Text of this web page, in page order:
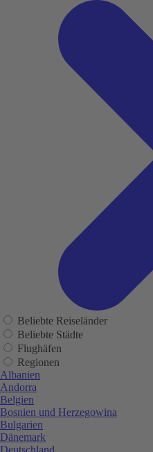
Beliebte Reiseländer
Beliebte Städte
Flughäfen
Regionen
Albanien
Andorra
Belgien
Bosnien und Herzegowina
Bulgarien
Dänemark
Deutschland